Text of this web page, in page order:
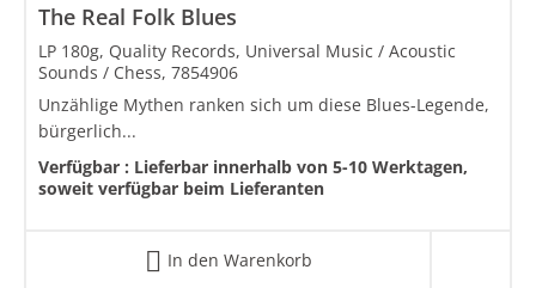
The Real Folk Blues
LP 180g, Quality Records, Universal Music / Acoustic
Sounds / Chess, 7854906
Unzählige Mythen ranken sich um diese Blues-Legende,
bürgerlich...
Verfügbar : Lieferbar innerhalb von 5-10 Werktagen,
soweit verfügbar beim Lieferanten
In den Warenkorb